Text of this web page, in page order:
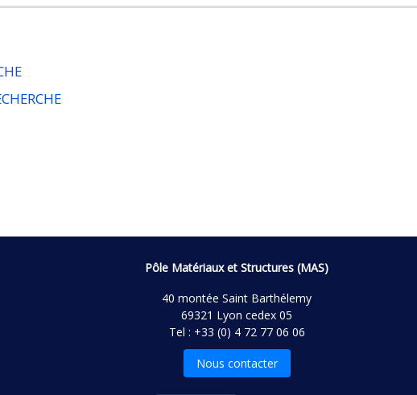
Pôle Matériaux et Structures (MAS)
40 montée Saint Barthélemy
69321 Lyon cedex 05
Tel : +33 (0) 4 72 77 06 06
Nous contacter